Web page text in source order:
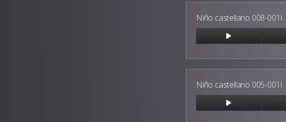
Niño castellano 008-001I
Niño castellano 005-001I